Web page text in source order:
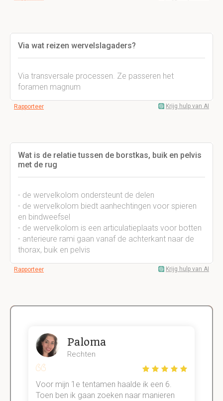
Via wat reizen wervelslagaders?
Via transversale processen. Ze passeren het
foramen magnum
Rapporteer Krijg hulp van AI
Wat is de relatie tussen de borstkas, buik en pelvis
met de rug
- de wervelkolom ondersteunt de delen
- de wervelkolom biedt aanhechtingen voor spieren
en bindweefsel
- de wervelkolom is een articulatieplaats voor botten
- anterieure rami gaan vanaf de achterkant naar de
thorax, buik en pelvis
Rapporteer Krijg hulp van AI
Paloma
Rechten
Voor mijn 1e tentamen haalde ik een 6.
Toen ben ik gaan zoeken naar manieren